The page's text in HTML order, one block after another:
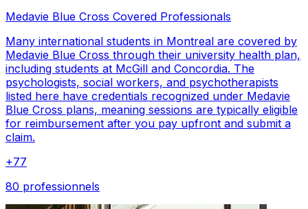
Medavie Blue Cross Covered Professionals
Many international students in Montreal are covered by
Medavie Blue Cross through their university health plan,
including students at McGill and Concordia. The
psychologists, social workers, and psychotherapists
listed here have credentials recognized under Medavie
Blue Cross plans, meaning sessions are typically eligible
for reimbursement after you pay upfront and submit a
claim.
+77
80 professionnels